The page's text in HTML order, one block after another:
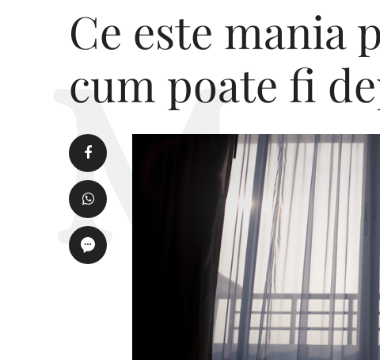
Ce este mania
cum poate fi